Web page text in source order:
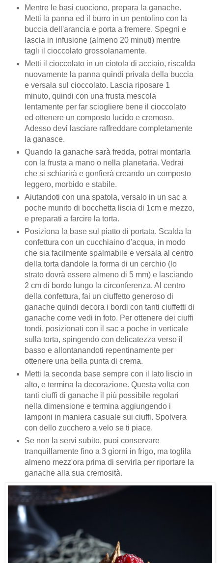
Mentre le basi cuociono, prepara la ganache.
Metti la panna ed il burro in un pentolino con la
buccia dell'arancia e porta a fremere. Spegni e
lascia in infusione (almeno 20 minuti) mentre
tagli il cioccolato grossolanamente.
Metti il cioccolato in un ciotola di acciaio, riscalda
nuovamente la panna quindi privala della buccia
e versala sul cioccolato. Lascia riposare 1
minuto, quindi con una frusta mescola
lentamente per far sciogliere bene il cioccolato
ed ottenere un composto lucido e cremoso.
Adesso devi lasciare raffreddare completamente
la ganasce.
Quando la ganache sarà fredda, potrai montarla
con la frusta a mano o nella planetaria. Vedrai
che si schiarirà e gonfierà creando un composto
leggero, morbido e stabile.
Aiutandoti con una spatola, versalo in un sac a
poche munito di bocchetta liscia di 1cm e mezzo,
e preparati a farcire la torta.
Posiziona la base sul piatto di portata. Scalda la
confettura con un cucchiaino d'acqua, in modo
che sia facilmente spalmabile e versala al centro
della torta dandole la forma di un cerchio (lo
strato dovrà essere almeno di 5 mm) e lasciando
2 cm di bordo lungo la circonferenza. Al centro
della confettura, fai un ciuffetto generoso di
ganache quindi decora i bordi con tanti ciuffetti di
ganache come vedi in foto. Per ottenere dei ciuffi
tondi, posizionati con il sac a poche in verticale
sulla torta, spingendo con delicatezza verso il
basso e allontanandoti repentinamente per
ottenere una bella punta di crema.
Metti la seconda base sempre con il lato liscio in
alto, e termina la decorazione. Questa volta con
tanti ciuffi di ganache il più possibile regolari
nella dimensione e termina aggiungendo i
lamponi in maniera casuale sui ciuffi. Spolvera
con dello zucchero a velo se ti piace.
Se non la servi subito, puoi conservare
tranquillamente fino a 3 giorni in frigo, ma toglila
almeno mezz'ora prima di servirla per riportare la
ganache alla sua cremosità.